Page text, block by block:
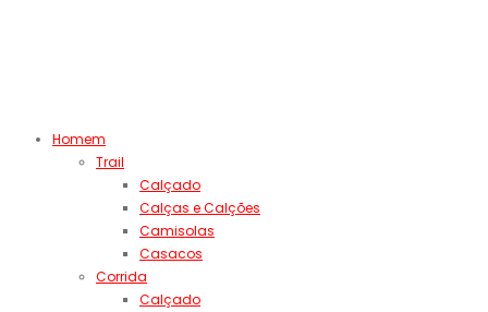
Homem
Trail
Calçado
Calças e Calções
Camisolas
Casacos
Corrida
Calçado